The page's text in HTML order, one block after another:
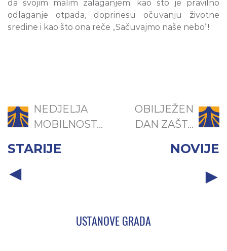
da svojim malim zalaganjem, kao što je pravilno
odlaganje otpada, doprinesu očuvanju životne
sredine i kao što ona reče „Sačuvajmo naše nebo“!
NEDJELJA
MOBILNOST...
STARIJE
OBILJEŽEN
DAN ZAŠT...
NOVIJE
USTANOVE GRADA